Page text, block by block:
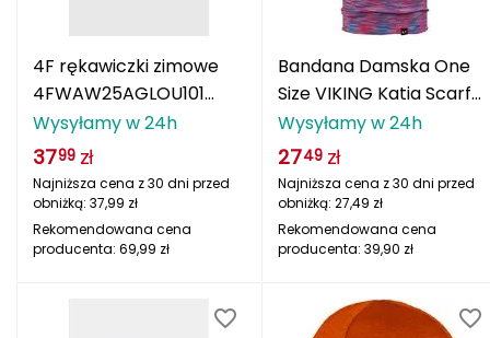
Mactronic
Maloja
Mammut
Marmot
4F rękawiczki zimowe
4FWAW25AGLOU101
czarne
Wysyłamy w 24h
3799 zł
Najniższa cena z 30 dni przed
obniżką: 37,99 zł
Rekomendowana cena
producenta: 69,99 zł
Bandana Damska One
Size VIKING Katia Scarf
Multifunction
Wysyłamy w 24h
2749 zł
Najniższa cena z 30 dni przed
obniżką: 27,49 zł
Rekomendowana cena
producenta: 39,90 zł